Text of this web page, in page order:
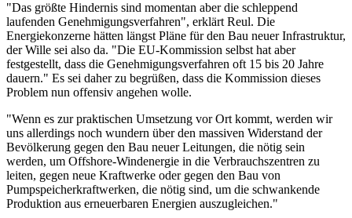
"Das größte Hindernis sind momentan aber die schleppend
laufenden Genehmigungsverfahren", erklärt Reul. Die
Energiekonzerne hätten längst Pläne für den Bau neuer Infrastruktur,
der Wille sei also da. "Die EU-Kommission selbst hat aber
festgestellt, dass die Genehmigungsverfahren oft 15 bis 20 Jahre
dauern." Es sei daher zu begrüßen, dass die Kommission dieses
Problem nun offensiv angehen wolle.
"Wenn es zur praktischen Umsetzung vor Ort kommt, werden wir
uns allerdings noch wundern über den massiven Widerstand der
Bevölkerung gegen den Bau neuer Leitungen, die nötig sein
werden, um Offshore-Windenergie in die Verbrauchszentren zu
leiten, gegen neue Kraftwerke oder gegen den Bau von
Pumpspeicherkraftwerken, die nötig sind, um die schwankende
Produktion aus erneuerbaren Energien auszugleichen."